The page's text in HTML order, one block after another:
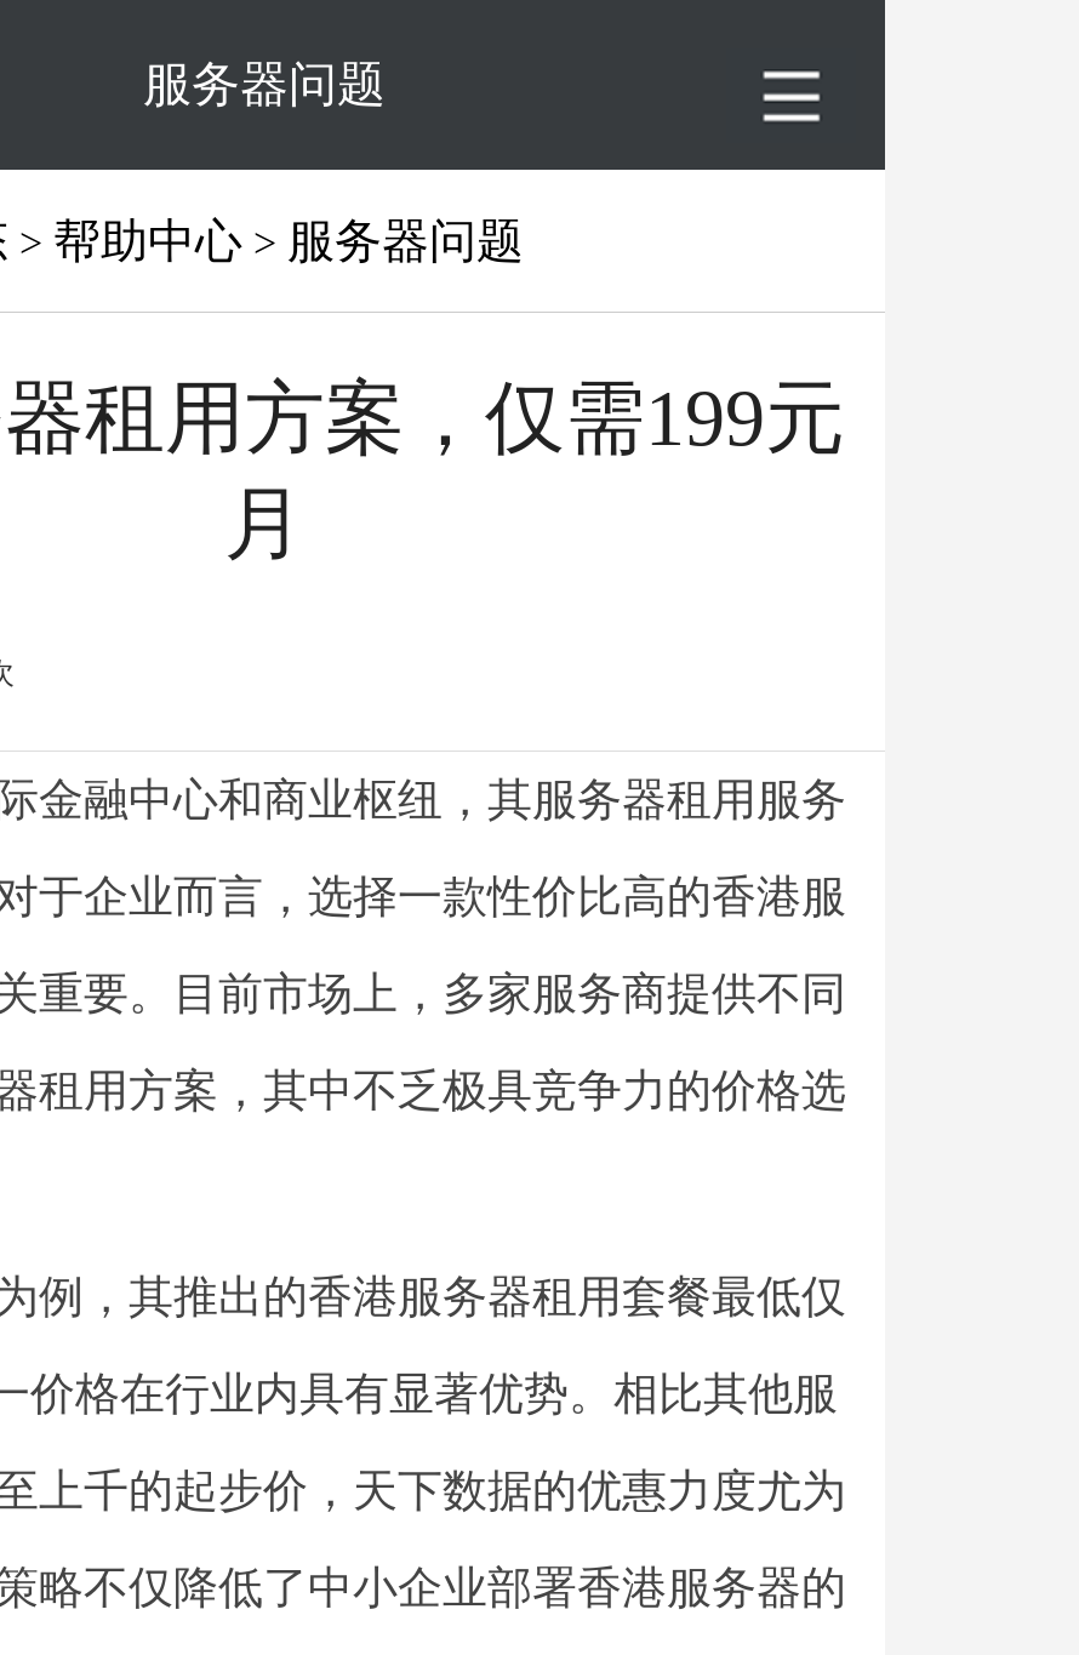
服务器问题
> 帮助中心 > 服务器问题
租用方案，仅需199元
月
金融中心和商业枢纽，其服务器租用服务
于企业而言，选择一款性价比高的香港服
重要。目前市场上，多家服务商提供不同
租用方案，其中不乏极具竞争力的价格选
例，其推出的香港服务器租用套餐最低仅
价格在行业内具有显著优势。相比其他服
上千的起步价，天下数据的优惠力度尤为
略不仅降低了中小企业部署香港服务器的